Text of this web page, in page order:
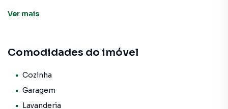
deseja mais informações sobre Sobrado em Osasco?
3681-9000.
Ver mais
Comodidades do imóvel
Cozinha
Garagem
Lavanderia